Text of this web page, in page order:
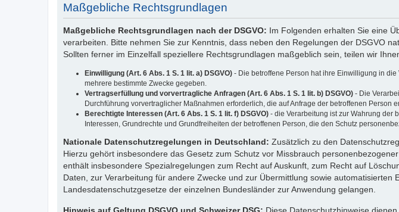
Maßgebliche Rechtsgrundlagen
Maßgebliche Rechtsgrundlagen nach der DSGVO: Im Folgenden erhalten Sie eine
verarbeiten. Bitte nehmen Sie zur Kenntnis, dass neben den Regelungen der DSGVO
Sollten ferner im Einzelfall speziellere Rechtsgrundlagen maßgeblich sein, teilen wir
Einwilligung (Art. 6 Abs. 1 S. 1 lit. a) DSGVO) - Die betroffene Person hat ihre Einwilligung in
mehrere bestimmte Zwecke gegeben.
Vertragserfüllung und vorvertragliche Anfragen (Art. 6 Abs. 1 S. 1 lit. b) DSGVO) - Die
Durchführung vorvertraglicher Maßnahmen erforderlich, die auf Anfrage der betroffenen Person
Berechtigte Interessen (Art. 6 Abs. 1 S. 1 lit. f) DSGVO) - die Verarbeitung ist zur Wahrung der
Interessen, Grundrechte und Grundfreiheiten der betroffenen Person, die den Schutz
Nationale Datenschutzregelungen in Deutschland: Zusätzlich zu den
Hierzu gehört insbesondere das Gesetz zum Schutz vor Missbrauch
enthält insbesondere Spezialregelungen zum Recht auf Auskunft, zum Recht auf
Daten, zur Verarbeitung für andere Zwecke und zur Übermittlung sowie
Landesdatenschutzgesetze der einzelnen Bundesländer zur Anwendung gelangen.
Hinweis auf Geltung DSGVO und Schweizer DSG: Diese Datenschutzhinweise